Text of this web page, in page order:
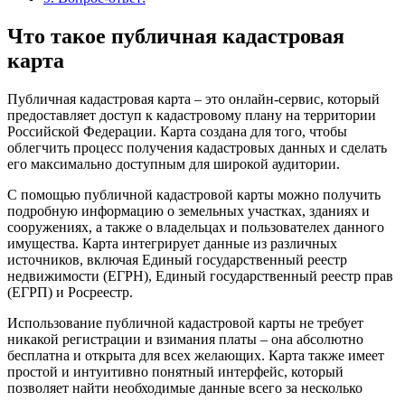
Что такое публичная кадастровая
карта
Публичная кадастровая карта – это онлайн-сервис, который
предоставляет доступ к кадастровому плану на территории
Российской Федерации. Карта создана для того, чтобы
облегчить процесс получения кадастровых данных и сделать
его максимально доступным для широкой аудитории.
С помощью публичной кадастровой карты можно получить
подробную информацию о земельных участках, зданиях и
сооружениях, а также о владельцах и пользователех данного
имущества. Карта интегрирует данные из различных
источников, включая Единый государственный реестр
недвижимости (ЕГРН), Единый государственный реестр прав
(ЕГРП) и Росреестр.
Использование публичной кадастровой карты не требует
никакой регистрации и взимания платы – она абсолютно
бесплатна и открыта для всех желающих. Карта также имеет
простой и интуитивно понятный интерфейс, который
позволяет найти необходимые данные всего за несколько